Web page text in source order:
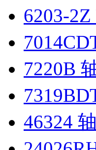
6203-
7220B
46324